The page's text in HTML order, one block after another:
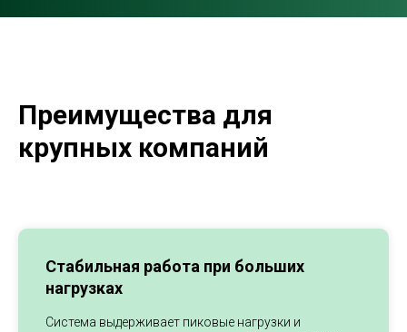
Преимущества для
крупных компаний
Стабильная работа при больших
нагрузках
Система выдерживает пиковые нагрузки и